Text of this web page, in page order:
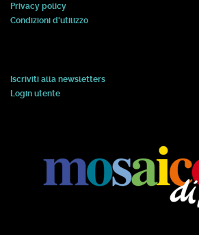
Privacy policy
Condizioni d'utilizzo
Iscriviti alla newsletters
Login utente